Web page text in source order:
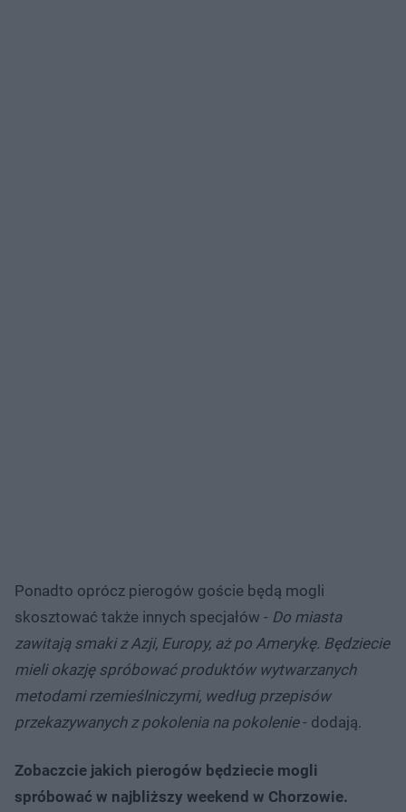
Ponadto oprócz pierogów goście będą mogli
skosztować także innych specjałów - Do miasta
zawitają smaki z Azji, Europy, aż po Amerykę. Będziecie
mieli okazję spróbować produktów wytwarzanych
metodami rzemieślniczymi, według przepisów
przekazywanych z pokolenia na pokolenie- dodają.
Zobaczcie jakich pierogów będziecie mogli
spróbować w najbliższy weekend w Chorzowie.